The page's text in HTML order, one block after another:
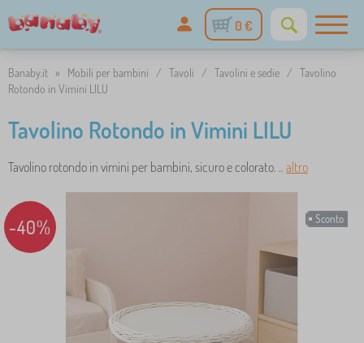
0 €
Banaby.it » Mobili per bambini / Tavoli / Tavolini e sedie / Tavolino
Rotondo in Vimini LILU
Tavolino Rotondo in Vimini LILU
Tavolino rotondo in vimini per bambini, sicuro e colorato. .. altro
Sconto
-40%